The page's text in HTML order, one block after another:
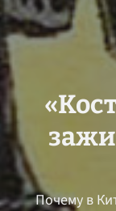
Почему в